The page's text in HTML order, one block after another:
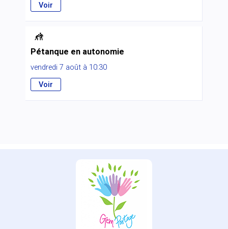
Voir

Pétanque en autonomie
vendredi 7 août à 10:30
Voir